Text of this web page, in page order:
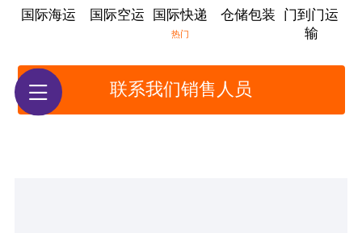
国际海运
热门
门到门运
输
国际快递
国际空运 仓储包装
联系我们销售人员